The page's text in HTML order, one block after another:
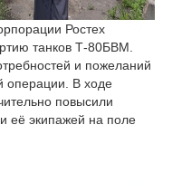
Ростех
танков Т-80БВМ.
и пожеланий
операции. В ходе
повысили
её экипажей на поле